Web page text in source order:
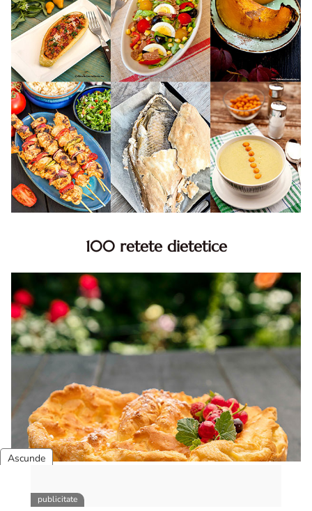
100 retete dietetice
dietetice. Idei retete dietetice. 100 Retete mancare
pentru dieta.